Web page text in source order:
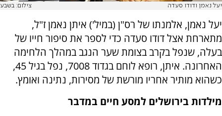
יעל נאמן ודודו סעדה צילום: בשבע
יעל נאמן, אלמנתו של רס"ן (במיל') איתן נאמן ז"ל,
מתארחת אצל דודו סעדה כדי לספר את סיפור חייו של
בעלה, שנפל בקרב בצומת שער הנגב במהלך הלחימה
האחרונה. איתן, רופא לוחם בגדוד 7008, נפל בגיל 45,
כשהוא מותיר אחריו מורשת של מסירות, נתינה ואומץ.
מילדות בירושלים למסע חיים במדבר